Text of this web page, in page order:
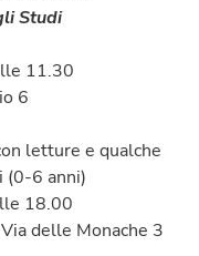
Studi
11.30
6
letture e qualche
(0-6 anni)
18.00
Via delle Monache 3